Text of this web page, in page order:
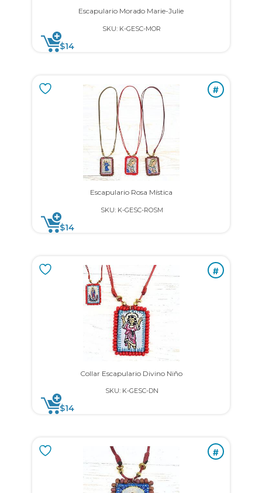
Escapulario Morado Marie-Julie
SKU: K-GESC-MOR
$14
#
Escapulario Rosa Mística
SKU: K-GESC-ROSM
$14
#
Collar Escapulario Divino Niño
SKU: K-GESC-DN
$14
#